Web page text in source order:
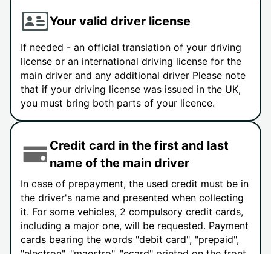
Your valid driver license
If needed - an official translation of your driving
license or an international driving license for the
main driver and any additional driver Please note
that if your driving license was issued in the UK,
you must bring both parts of your licence.
Credit card in the first and last
name of the main driver
In case of prepayment, the used credit must be in
the driver's name and presented when collecting
it. For some vehicles, 2 compulsory credit cards,
including a major one, will be requested. Payment
cards bearing the words "debit card", "prepaid",